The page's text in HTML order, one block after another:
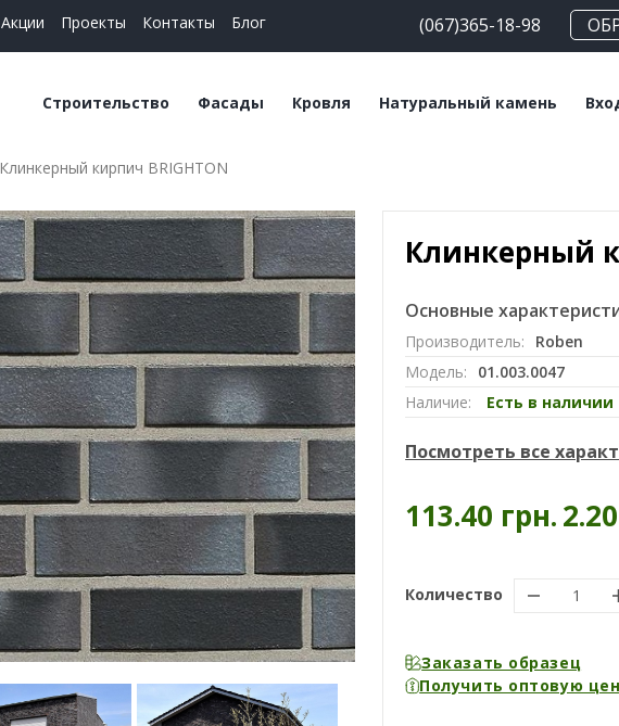
Акции Проекты Контакты Блог (067)365-18-98
Строительство
Керамические блоки
Строительные смеси
Фасады
Плитка клинкерная
Плитка ручной
формовки
Клинкерный кирпич
Кирпич ручной
формовки
Клинкерный
подоконник
Кровля
Керамическая
черепица
Мансардные окна
Софиты
Натуральный камень
Травертин
Мрамор
Клинкерный кирпич BRIGHTON
Клинкерный
Основные
Производитель:
Roben
Модель:
01.003.0047
Наличие:
Есть в наличии
Посмотреть все
113.40 грн.2.20
Количество
Заказать образец
Получить оптовую